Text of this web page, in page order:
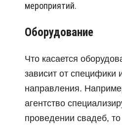
мероприятий.
Оборудование
Что касается
зависит от специфики
направления.
агентство
проведении свадеб, то